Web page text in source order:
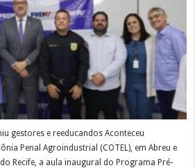
gestores e reeducandos Aconteceu
Penal Agroindustrial (COTEL), em Abreu e
Recife, a aula inaugural do Programa Pré-